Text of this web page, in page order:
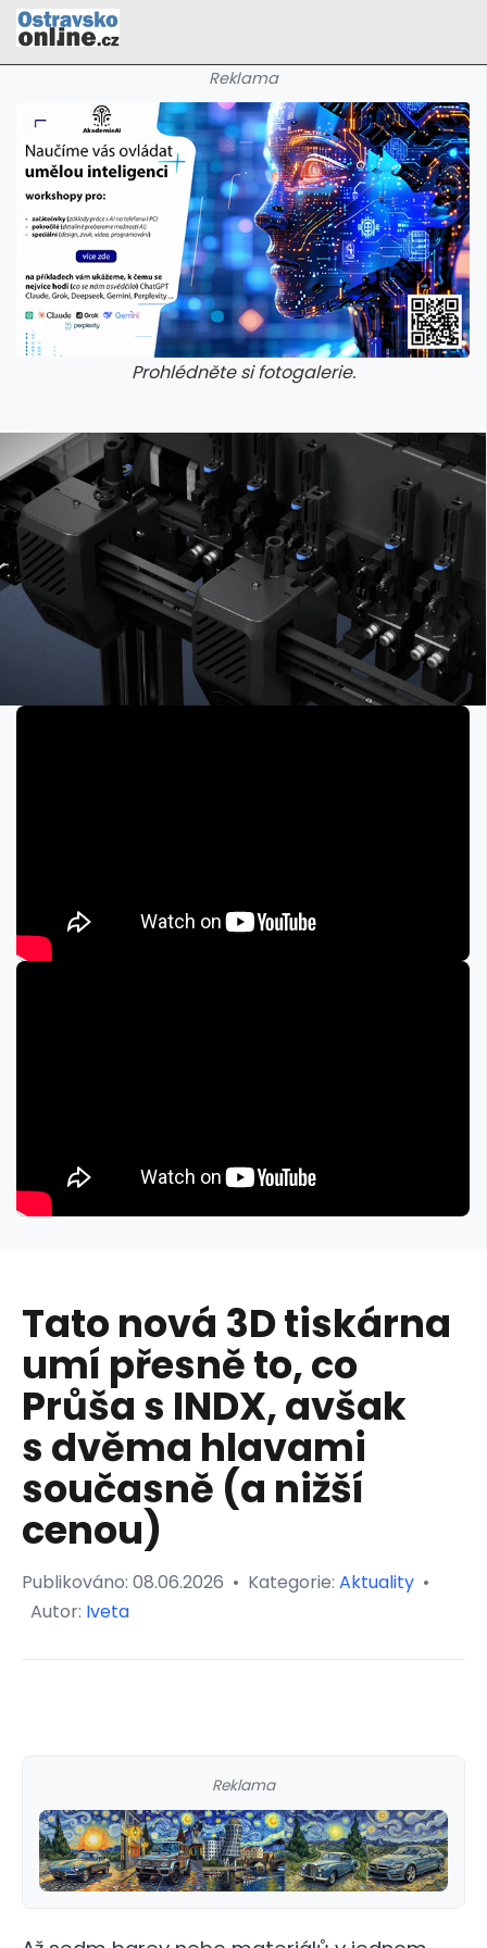
Reklama
Prohlédněte si fotogalerie.
Tato nová 3D tiskárna
umí přesně to, co
Průša s INDX, avšak
s dvěma hlavami
současně (a nižší
cenou)
Publikováno: 08.06.2026 • Kategorie: Aktuality •
Autor: Iveta
Reklama